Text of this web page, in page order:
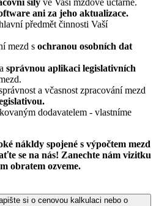
síly ve Vaší mzdové účtárně.
ani za jeho aktualizace.
předmět činnosti Vaší
mezd s ochranou osobních dat
správnou aplikaci legislativních
a včasnost zpracování mezd
dodavatelem - vlastníme
nákldy spojené s výpočtem mezd
se na nás! Zanechte nám vizitku
obratem ozveme.
si o cenovou kalkulaci nebo o